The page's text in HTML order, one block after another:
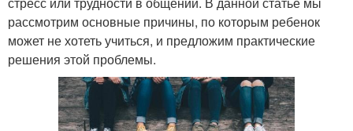
рассмотрим основные причины, по которым ребенок
может не хотеть учиться, и предложим практические
решения этой проблемы.